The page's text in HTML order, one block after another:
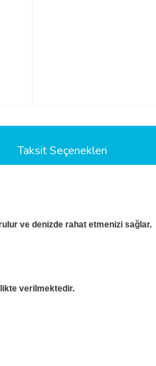
Taksit Seçenekleri
ve denizde rahat etmenizi sağlar.
verilmektedir.